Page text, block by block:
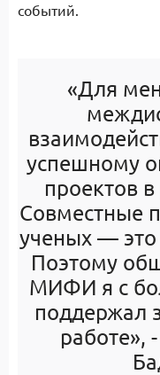
событий.
«Для
успешному
проектов
Совместные
ученых —
Поэтому
МИФИ я с
поддержал
работе»,